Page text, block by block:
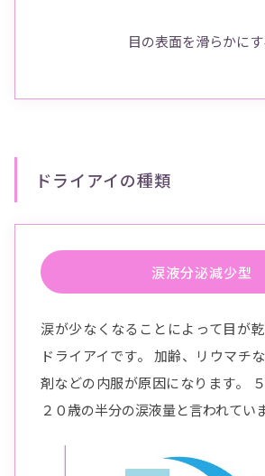
目の表面を滑らかにす
ドライアイの種類
涙液分泌減少型
涙が少なくなることによって目が
ドライアイです。 加齢、リウマチ
剤などの内服が原因になります。
２０歳の半分の涙液量と言われてい